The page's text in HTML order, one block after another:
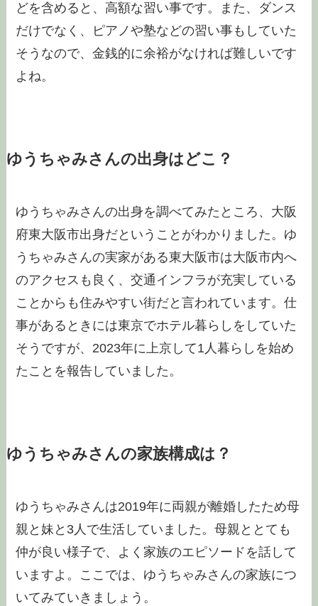
どを含めると、高額な習い事です。また、ダンス
だけでなく、ピアノや塾などの習い事もしていた
そうなので、金銭的に余裕がなければ難しいです
よね。
ゆうちゃみさんの出身はどこ？
ゆうちゃみさんの出身を調べてみたところ、大阪
府東大阪市出身だということがわかりました。ゆ
うちゃみさんの実家がある東大阪市は大阪市内へ
のアクセスも良く、交通インフラが充実している
ことからも住みやすい街だと言われています。仕
事があるときには東京でホテル暮らしをしていた
そうですが、2023年に上京して1人暮らしを始め
たことを報告していました。
ゆうちゃみさんの家族構成は？
ゆうちゃみさんは2019年に両親が離婚したため母
親と妹と3人で生活していました。母親ととても
仲が良い様子で、よく家族のエピソードを話して
いますよ。ここでは、ゆうちゃみさんの家族につ
いてみていきましょう。